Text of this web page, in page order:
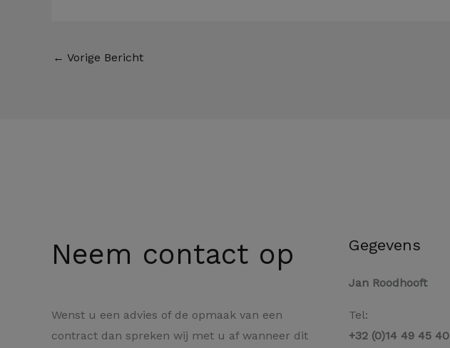
← Vorige Bericht
Neem contact op
Wenst u een advies of de opmaak van een
contract dan spreken wij met u af wanneer dit
Gegevens
Jan Roodhooft
Tel:
+32 (0)14 49 45 40